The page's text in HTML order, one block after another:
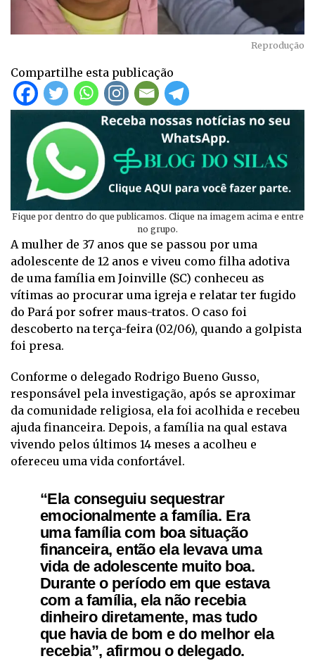
Reprodução
Compartilhe esta publicação
Fique por dentro do que publicamos. Clique na imagem acima e entre
no grupo.
A mulher de 37 anos que se passou por uma
adolescente de 12 anos e viveu como filha adotiva
de uma família em Joinville (SC) conheceu as
vítimas ao procurar uma igreja e relatar ter fugido
do Pará por sofrer maus-tratos. O caso foi
descoberto na terça-feira (02/06), quando a golpista
foi presa.
Conforme o delegado Rodrigo Bueno Gusso,
responsável pela investigação, após se aproximar
da comunidade religiosa, ela foi acolhida e recebeu
ajuda financeira. Depois, a família na qual estava
vivendo pelos últimos 14 meses a acolheu e
ofereceu uma vida confortável.
“Ela conseguiu sequestrar
emocionalmente a família. Era
uma família com boa situação
financeira, então ela levava uma
vida de adolescente muito boa.
Durante o período em que estava
com a família, ela não recebia
dinheiro diretamente, mas tudo
que havia de bom e do melhor ela
recebia”, afirmou o delegado.